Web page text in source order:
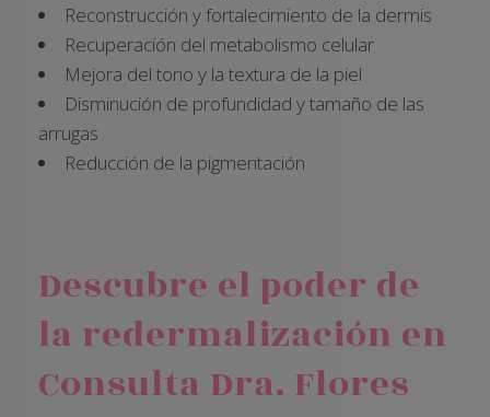
Reconstrucción y fortalecimiento de la dermis
Recuperación del metabolismo celular
Mejora del tono y la textura de la piel
Disminución de profundidad y tamaño de las
arrugas
Reducción de la pigmentación
Descubre el poder de
la redermalización en
Consulta Dra. Flores